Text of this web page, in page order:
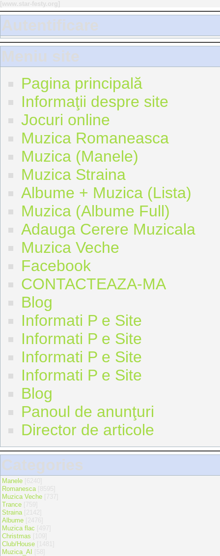
Autentificare
Meniu site
Pagina principală
Informaţii despre site
Jocuri online
Muzica Romaneasca
Muzica (Manele)
Muzica Straina
Albume + Muzica (Lista)
Muzica (Albume Full)
Adauga Cerere Muzicala
Muzica Veche
Facebook
CONTACTEAZA-MA
Blog
Informati P e Site
Informati P e Site
Informati P e Site
Informati P e Site
Blog
Panoul de anunţuri
Director de articole
Categories
Manele
Romanesca
Muzica Veche
Trance
Straina
Albume
Muzica flac
Christmas
Club/House
Muzica_AI